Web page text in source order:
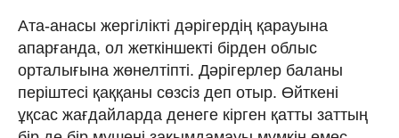
Ата-анасы жергілікті дәрігердің қарауына
апарғанда, ол жеткіншекті бірден облыс
орталығына жөнелтіпті. Дәрігерлер баланы
періштесі қаққаны сөзсіз деп отыр. Өйткені
ұқсас жағдайларда денеге кірген қатты заттың